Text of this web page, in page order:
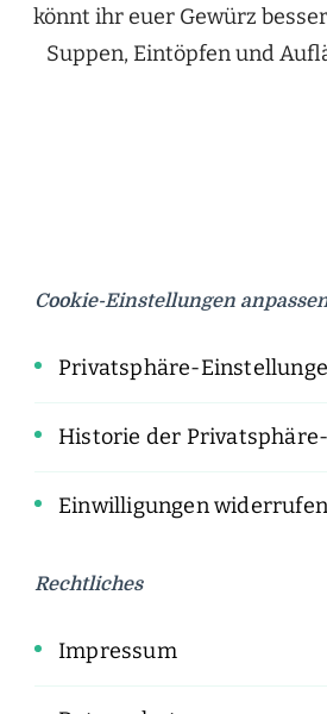
könnt ihr euer Gewürz
Suppen, Eintöpfen und
Cookie-Einstellungen
Privatsphäre-
Historie der
Einwilligungen widerrufen
Rechtliches
Impressum